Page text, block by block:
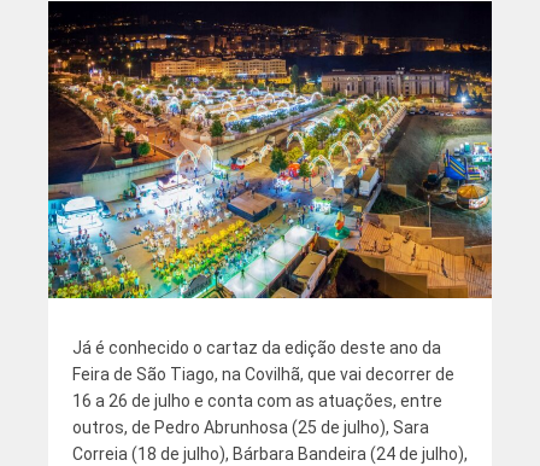
Já é conhecido o cartaz da edição deste ano da
Feira de São Tiago, na Covilhã, que vai decorrer de
16 a 26 de julho e conta com as atuações, entre
outros, de Pedro Abrunhosa (25 de julho), Sara
Correia (18 de julho), Bárbara Bandeira (24 de julho),